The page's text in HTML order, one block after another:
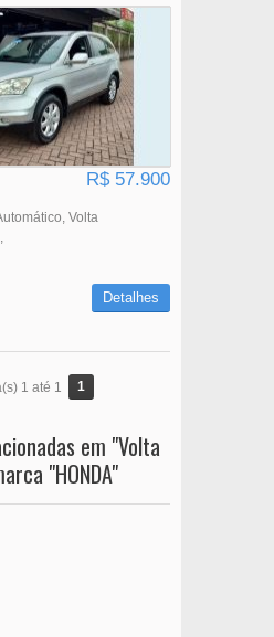
R$ 57.900
Volta
Detalhes
1 até 1 1
em "Volta
"HONDA"